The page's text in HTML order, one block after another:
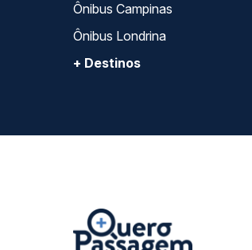
Ônibus Campinas
Ônibus Londrina
+ Destinos